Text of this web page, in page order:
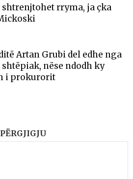
shtrenjtohet rryma, ja çka
Artan Grubi del edhe nga
nëse ndodh ky
i prokurorit
PËRGJIGJU